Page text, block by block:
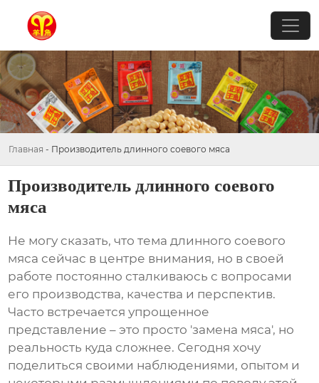
Главная - Производитель длинного соевого мяса
Производитель длинного соевого
мяса
Не могу сказать, что темадлинного соевого
мяса сейчас в центре внимания, но в своей
работе постоянно сталкиваюсь с вопросами
его производства, качества и перспектив.
Часто встречается упрощенное
представление – это просто 'замена мяса', но
реальность куда сложнее. Сегодня хочу
поделиться своими наблюдениями, опытом и